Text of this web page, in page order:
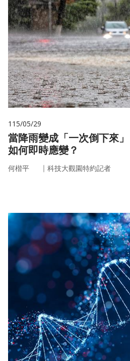
115/05/29
當降雨變成「一次倒下來
如何即時應變？
何楷平 ｜ 科技大觀園特約記者